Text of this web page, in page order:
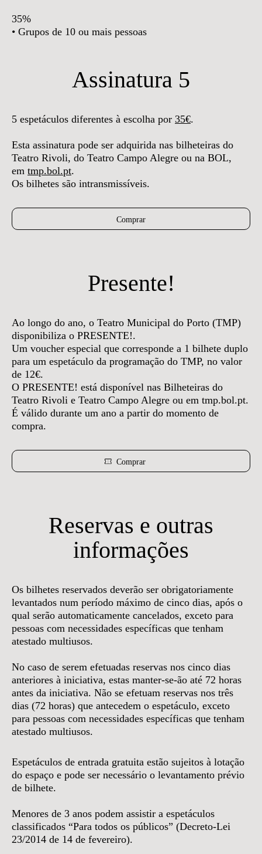
35%
• Grupos de 10 ou mais pessoas
Assinatura 5
5 espetáculos diferentes à escolha por 35€.
Esta assinatura pode ser adquirida nas bilheteiras do
Teatro Rivoli, do Teatro Campo Alegre ou na BOL,
em tmp.bol.pt.
Os bilhetes são intransmissíveis.
Comprar
Presente!
Ao longo do ano, o Teatro Municipal do Porto (TMP)
disponibiliza o PRESENTE!.
Um voucher especial que corresponde a 1 bilhete duplo
para um espetáculo da programação do TMP, no valor
de 12€.
O PRESENTE! está disponível nas Bilheteiras do
Teatro Rivoli e Teatro Campo Alegre ou em tmp.bol.pt.
É válido durante um ano a partir do momento de
compra.
Comprar
Reservas e outras
informações
Os bilhetes reservados deverão ser obrigatoriamente
levantados num período máximo de cinco dias, após o
qual serão automaticamente cancelados, exceto para
pessoas com necessidades específicas que tenham
atestado multiusos.
No caso de serem efetuadas reservas nos cinco dias
anteriores à iniciativa, estas manter-se-ão até 72 horas
antes da iniciativa. Não se efetuam reservas nos três
dias (72 horas) que antecedem o espetáculo, exceto
para pessoas com necessidades específicas que tenham
atestado multiusos.
Espetáculos de entrada gratuita estão sujeitos à lotação
do espaço e pode ser necessário o levantamento prévio
de bilhete.
Menores de 3 anos podem assistir a espetáculos
classificados “Para todos os públicos” (Decreto-Lei
23/2014 de 14 de fevereiro).